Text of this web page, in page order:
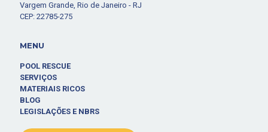
Vargem Grande, Rio de Janeiro - RJ
CEP: 22785-275
MENU
POOL RESCUE
SERVIÇOS
MATERIAIS RICOS
BLOG
LEGISLAÇÕES E NBRS